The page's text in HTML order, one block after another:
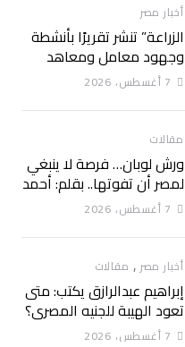
أخبار مصر
الزراعة” تنشر تقريرًا بأنشطة
وجهود معامل ومعاهد
“البحوث الزراعية” خلال
الأسبوع الأول من أغسطس
2026
7 أغسطس، 2026
مقالات
ورش لوبان… فرصة لا ينبغي
لمصر أن تفوتها.. بقلم: أحمد
سلام
7 أغسطس، 2026
أخبار مصر , مقالات
إبراهيم عبدالرازق يكتب: متى
تعود الهيبة للجنيه المصري؟
7 أغسطس، 2026